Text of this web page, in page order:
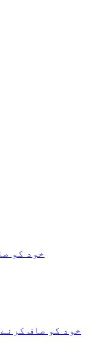
خود کو
خود کو صاف